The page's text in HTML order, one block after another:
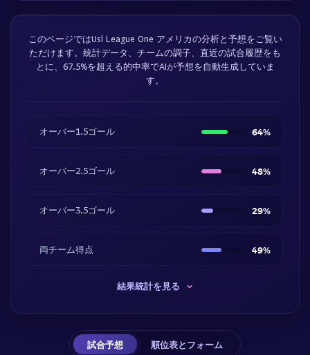
このページではUsl League One アメリカの分析と予想をご覧い
ただけます。統計データ、チームの調子、直近の試合履歴をも
とに、67.5%を超える的中率でAIが予想を自動生成していま
す。
オーバー1.5ゴール 64%
オーバー2.5ゴール 48%
オーバー3.5ゴール 29%
両チーム得点 49%
結果統計を見る
試合予想 順位表とフォーム